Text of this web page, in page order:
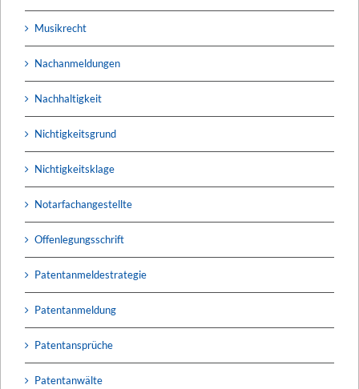
Musikrecht
Nachanmeldungen
Nachhaltigkeit
Nichtigkeitsgrund
Nichtigkeitsklage
Notarfachangestellte
Offenlegungsschrift
Patentanmeldestrategie
Patentanmeldung
Patentansprüche
Patentanwälte